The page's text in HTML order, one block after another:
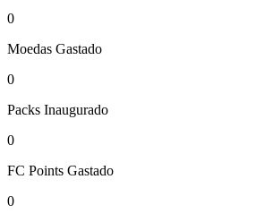
0
Moedas Gastado
0
Packs Inaugurado
0
FC Points Gastado
0